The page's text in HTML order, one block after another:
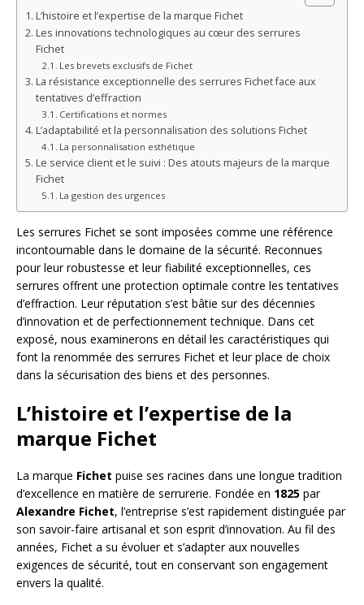
L’histoire et l’expertise de la marque Fichet
Les innovations technologiques au cœur des serrures
Fichet
Les brevets exclusifs de Fichet
La résistance exceptionnelle des serrures Fichet face aux
tentatives d’effraction
Certifications et normes
L’adaptabilité et la personnalisation des solutions Fichet
La personnalisation esthétique
Le service client et le suivi : Des atouts majeurs de la marque
Fichet
La gestion des urgences
Les serrures Fichet se sont imposées comme une référence
incontournable dans le domaine de la sécurité. Reconnues
pour leur robustesse et leur fiabilité exceptionnelles, ces
serrures offrent une protection optimale contre les tentatives
d’effraction. Leur réputation s’est bâtie sur des décennies
d’innovation et de perfectionnement technique. Dans cet
exposé, nous examinerons en détail les caractéristiques qui
font la renommée des serrures Fichet et leur place de choix
dans la sécurisation des biens et des personnes.
L’histoire et l’expertise de la
marque Fichet
La marque Fichet puise ses racines dans une longue tradition
d’excellence en matière de serrurerie. Fondée en 1825 par
Alexandre Fichet, l’entreprise s’est rapidement distinguée par
son savoir-faire artisanal et son esprit d’innovation. Au fil des
années, Fichet a su évoluer et s’adapter aux nouvelles
exigences de sécurité, tout en conservant son engagement
envers la qualité.